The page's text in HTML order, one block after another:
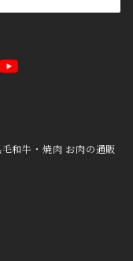
和牛・焼肉 お肉の通販